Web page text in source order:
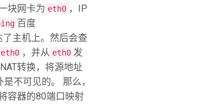
块网卡为 eth0 ，IP
百度
了主机上。然后会查
eth0 ，并从 eth0 发
转换，将源地址
不可见的。 那么，
容器的80端口映射